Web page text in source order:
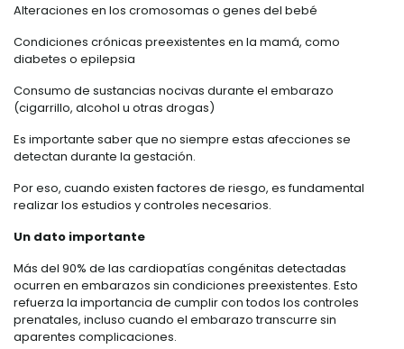
Alteraciones en los cromosomas o genes del bebé
Condiciones crónicas preexistentes en la mamá, como
diabetes o epilepsia
Consumo de sustancias nocivas durante el embarazo
(cigarrillo, alcohol u otras drogas)
Es importante saber que no siempre estas afecciones se
detectan durante la gestación.
Por eso, cuando existen factores de riesgo, es fundamental
realizar los estudios y controles necesarios.
Un dato importante
Más del 90% de las cardiopatías congénitas detectadas
ocurren en embarazos sin condiciones preexistentes. Esto
refuerza la importancia de cumplir con todos los controles
prenatales, incluso cuando el embarazo transcurre sin
aparentes complicaciones.